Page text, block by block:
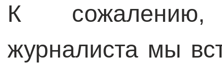
К
журналиста мы